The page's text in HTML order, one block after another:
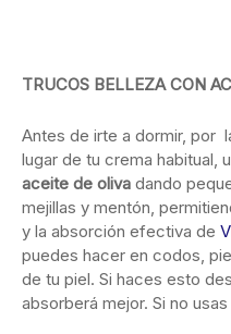
TRUCOS BELLEZA CON
Antes de irte a dormir, por
lugar de tu crema habitual,
aceite de oliva dando
mejillas y mentón,
y la absorción efectiva de
puedes hacer en codos,
de tu piel. Si haces esto
absorberá mejor. Si no